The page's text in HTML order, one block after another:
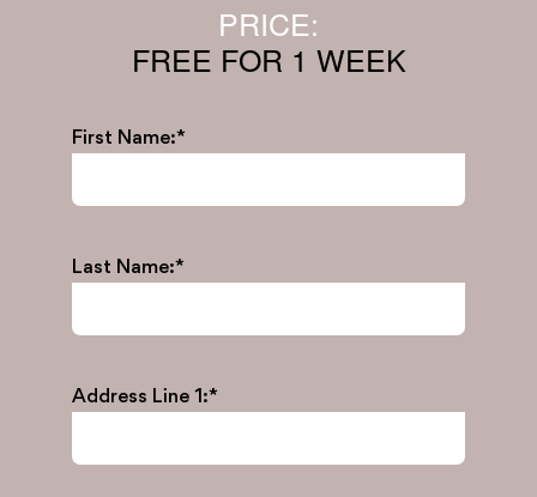
PRICE:
FREE FOR 1 WEEK
First Name:*
Last Name:*
Address Line 1:*